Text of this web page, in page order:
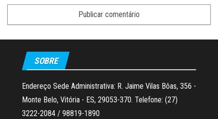
SOBRE
Endereço Sede Administrativa: R. Jaime Vilas Bôas, 356 -
Monte Belo, Vitória - ES, 29053-370. Telefone: (27)
3222-2084 / 98819-1890